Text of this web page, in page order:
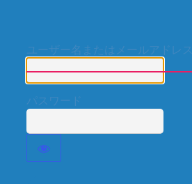
ユーザー名またはメールアドレス
パスワード